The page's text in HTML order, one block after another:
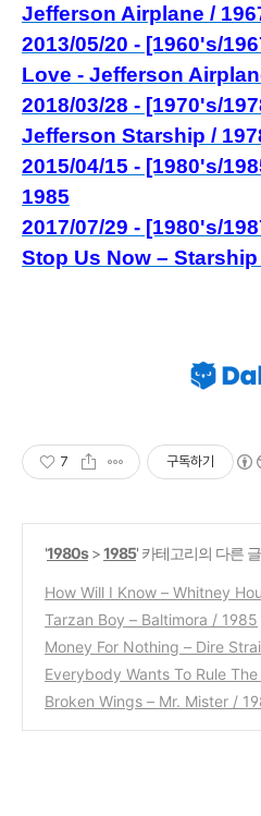
Jefferson Airplane /
2013/05/20 - [1960's/
Love - Jefferson
2018/03/28 - [1970's/
Jefferson Starship /
2015/04/15 - [1980's/
1985
2017/07/29 - [1980's/
Stop Us Now – Starship
7 구독하기
'1980s>1985' 카테고리의 다른 글
How Will I Know – Whitney
(0)
Tarzan Boy – Baltimora / 1985
Money For Nothing – Dire
Everybody Wants To Rule The
s For Fears / 1985
(1)
Broken Wings – Mr. Mister /